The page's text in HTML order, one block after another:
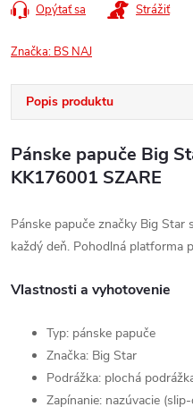
Opýtať sa Strážiť
Značka: BS NAJ
Popis produktu
Pánske papuče Big
KK176001 SZARE
Pánske papuče značky Big
každý deň. Pohodlná platforma
Vlastnosti a vyhotovenie
Typ: pánske papuče
Značka: Big Star
Podrážka: plochá
Zapínanie: nazúvacie